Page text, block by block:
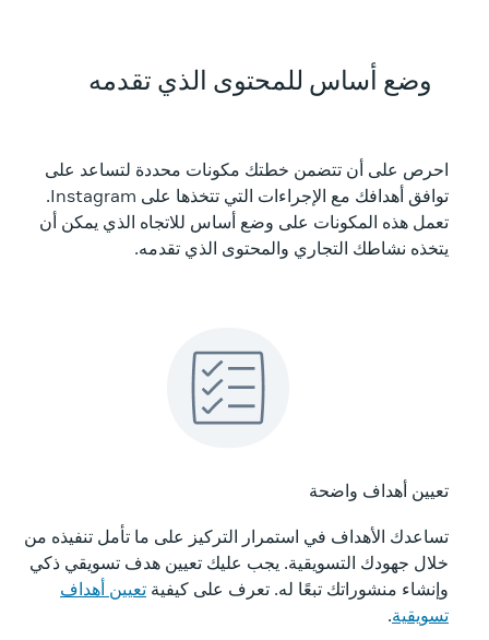
وضع أساس للمحتوى الذي تقدمه
احرص على أن تتضمن خطتك مكونات محددة لتساعد على
توافق أهدافك مع الإجراءات التي تتخذها على Instagram.
تعمل هذه المكونات على وضع أساس للاتجاه الذي يمكن أن
يتخذه نشاطك التجاري والمحتوى الذي تقدمه.
تعيين أهداف واضحة
تساعدك الأهداف في استمرار التركيز على ما تأمل تنفيذه من
خلال جهودك التسويقية. يجب عليك تعيين هدف تسويقي ذكي
وإنشاء منشوراتك تبعًا له. تعرف على كيفيةتعيين أهداف
تسويقية.